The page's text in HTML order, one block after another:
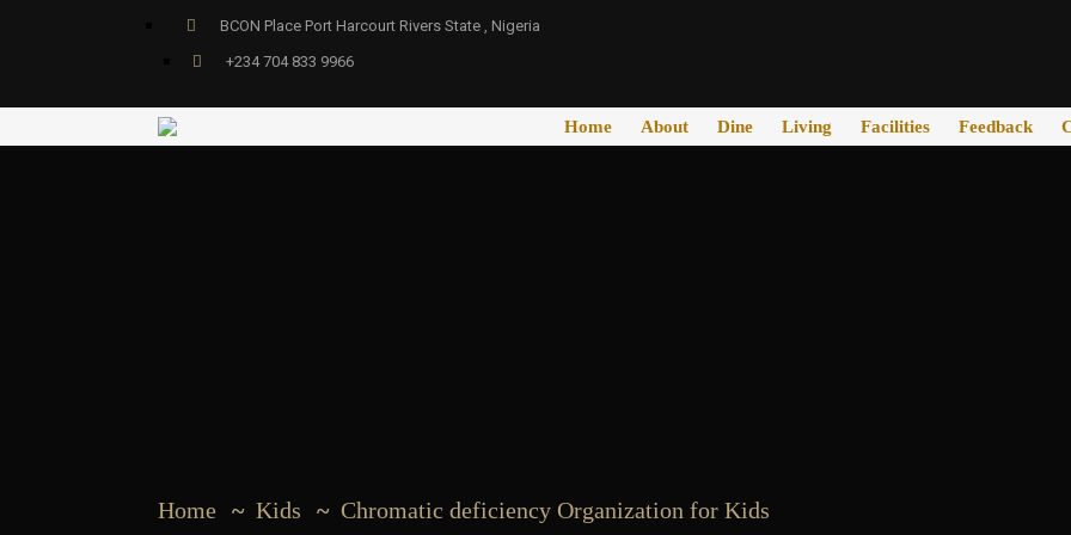
BCON Place Port Harcourt Rivers State , Nigeria
+234 704 833 9966
Home About Dine Living Facilities Feedback
Home Kids Chromatic deficiency Organization for Kids